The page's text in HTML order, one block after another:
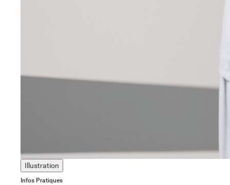
Illustration
Infos Pratiques